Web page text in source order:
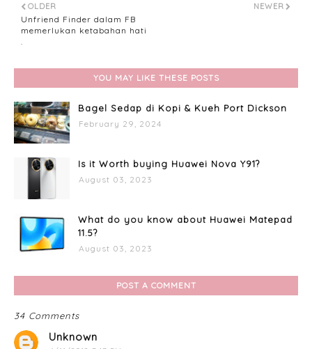
NEWER
OLDER
Unfriend Finder dalam FB
memerlukan ketabahan hati
YOU MAY LIKE THESE POSTS
Bagel Sedap di Kopi & Kueh Port Dickson
February 29, 2024
Is it Worth buying Huawei Nova Y91?
August 03, 2023
What do you know about Huawei Matepad
11.5?
August 03, 2023
POST A COMMENT
34 Comments
Unknown